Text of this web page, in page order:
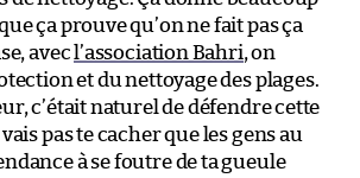
ça prouve qu’on ne fait pas ça
avec l’association Bahri, on
et du nettoyage des plages.
c’était naturel de défendre cette
pas te cacher que les gens au
à se foutre de ta gueule